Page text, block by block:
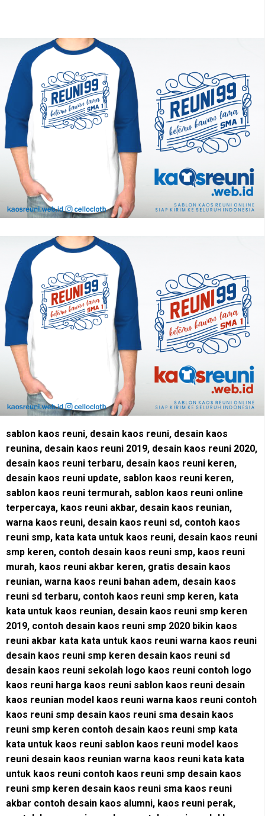
sablon kaos reuni, desain kaos reuni, desain kaos
reunina, desain kaos reuni 2019, desain kaos reuni 2020,
desain kaos reuni terbaru, desain kaos reuni keren,
desain kaos reuni update, sablon kaos reuni keren,
sablon kaos reuni termurah, sablon kaos reuni online
terpercaya, kaos reuni akbar, desain kaos reunian,
warna kaos reuni, desain kaos reuni sd, contoh kaos
reuni smp, kata kata untuk kaos reuni, desain kaos reuni
smp keren, contoh desain kaos reuni smp, kaos reuni
murah, kaos reuni akbar keren, gratis desain kaos
reunian, warna kaos reuni bahan adem, desain kaos
reuni sd terbaru, contoh kaos reuni smp keren, kata
kata untuk kaos reunian, desain kaos reuni smp keren
2019, contoh desain kaos reuni smp 2020 bikin kaos
reuni akbar kata kata untuk kaos reuni warna kaos reuni
desain kaos reuni smp keren desain kaos reuni sd
desain kaos reuni sekolah logo kaos reuni contoh logo
kaos reuni harga kaos reuni sablon kaos reuni desain
kaos reunian model kaos reuni warna kaos reuni contoh
kaos reuni smp desain kaos reuni sma desain kaos
reuni smp keren contoh desain kaos reuni smp kata
kata untuk kaos reuni sablon kaos reuni model kaos
reuni desain kaos reunian warna kaos reuni kata kata
untuk kaos reuni contoh kaos reuni smp desain kaos
reuni smp keren desain kaos reuni sma kaos reuni
akbar contoh desain kaos alumni, kaos reuni perak,